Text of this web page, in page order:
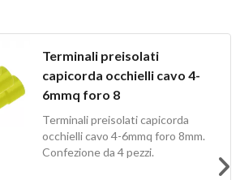
Terminali preisolati
capicorda occhielli cavo 4-
6mmq foro 8
Terminali preisolati capicorda
occhielli cavo 4-6mmq foro 8mm.
Confezione da 4 pezzi.